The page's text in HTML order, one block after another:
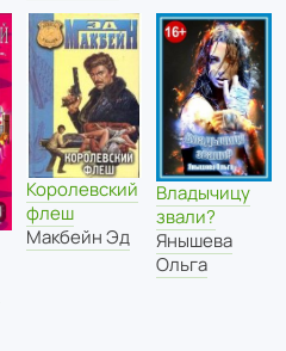
Королевский
флеш
Макбейн Эд
Владычицу
звали?
Янышева
Ольга